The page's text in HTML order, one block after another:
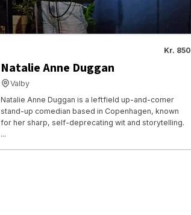
Kr. 850
Natalie Anne Duggan
Valby
Natalie Anne Duggan is a leftfield up-and-comer
stand-up comedian based in Copenhagen, known
for her sharp, self-deprecating wit and storytelling.
...